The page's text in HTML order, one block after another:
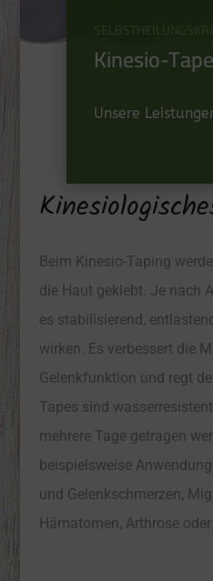
Kinesio-Tape
Unsere
Beim Kinesio-Taping
die Haut geklebt. Je nach
es stabilisierend,
wirken. Es verbessert die
Gelenkfunktion und regt
Tapes sind
mehrere Tage getragen
beispielsweise
und Gelenkschmerzen,
Hämatomen, Arthrose